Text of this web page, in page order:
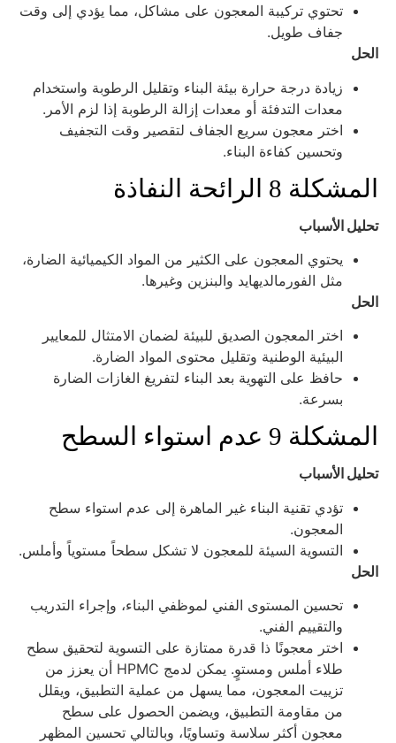
تحتوي تركيبة المعجون على مشاكل، مما يؤدي إلى وقت
جفاف طويل.
زيادة درجة حرارة بيئة البناء وتقليل الرطوبة واستخدام
معدات التدفئة أو معدات إزالة الرطوبة إذا لزم الأمر.
اختر معجون سريع الجفاف لتقصير وقت التجفيف
وتحسين كفاءة البناء.
8 الرائحة النفاذة
الأسباب
يحتوي المعجون على الكثير من المواد الكيميائية الضارة،
مثل الفورمالديهايد والبنزين وغيرها.
اختر المعجون الصديق للبيئة لضمان الامتثال للمعايير
البيئية الوطنية وتقليل محتوى المواد الضارة.
حافظ على التهوية بعد البناء لتفريغ الغازات الضارة
بسرعة.
9 عدم استواء السطح
الأسباب
تؤدي تقنية البناء غير الماهرة إلى عدم استواء سطح
المعجون.
التسوية السيئة للمعجون لا تشكل سطحاً مستوياً وأملس.
تحسين المستوى الفني لموظفي البناء، وإجراء التدريب
والتقييم الفني.
اختر معجونًا ذا قدرة ممتازة على التسوية لتحقيق سطح
طلاء أملس ومستوٍ. يمكن لدمج HPMC أن يعزز من
تزييت المعجون، مما يسهل من عملية التطبيق، ويقلل
من مقاومة التطبيق، ويضمن الحصول على سطح
معجون أكثر سلاسة وتساويًا، وبالتالي تحسين المظهر